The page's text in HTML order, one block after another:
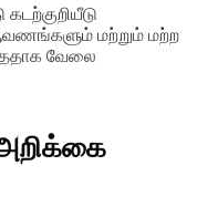
கடற்குறியீடு
மற்றும் மற்ற
வேலை